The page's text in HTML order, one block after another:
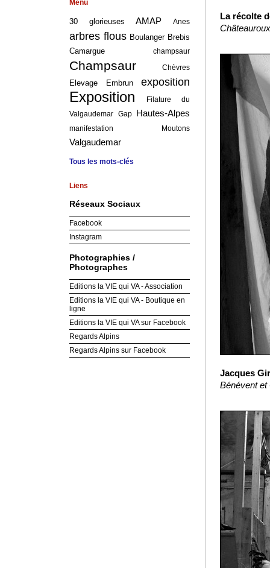
La récolte
Jacques
Bénévent et
Menu
30 glorieuses AMAP Anes
arbres flous Boulanger Brebis
Camargue
champsaur
Champsaur Chèvres
Elevage Embrun exposition
Exposition
Filature du
Valgaudemar Gap Hautes-Alpes
manifestation Moutons
Valgaudemar
Tous les mots-clés
Liens
Réseaux Sociaux
Facebook
Instagram
Photographies /
Photographes
Editions la VIE qui VA - Association
Editions la VIE qui VA - Boutique en
ligne
Editions la VIE qui VA sur Facebook
Regards Alpins
Regards Alpins sur Facebook